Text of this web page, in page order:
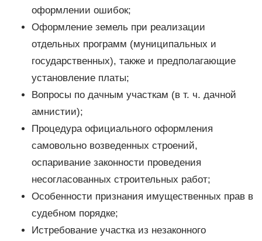
оформлении ошибок;
Оформление земель при реализации
отдельных программ (муниципальных и
государственных), также и предполагающие
установление платы;
Вопросы по дачным участкам (в т. ч. дачной
амнистии);
Процедура официального оформления
самовольно возведенных строений,
оспаривание законности проведения
несогласованных строительных работ;
Особенности признания имущественных прав в
судебном порядке;
Истребование участка из незаконного